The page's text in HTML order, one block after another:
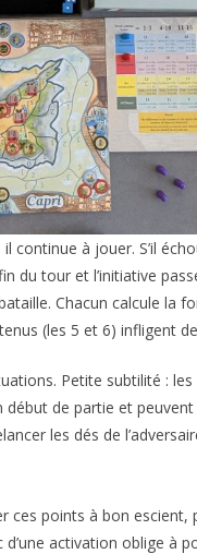
à jouer. S’il
du tour et l’initiative
Chacun calcule la
(les 5 et 6) infligent
Petite subtilité :
de partie et
les dés de
ces points à bon
activation oblige à